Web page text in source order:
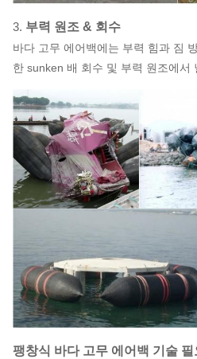
3. 부력 원조 & 회수
바다 고무 에어백에는 부력 힘과 짐
한 sunken 배 회수 및 부력 원조에서
팽창식 바다 고무 에어백 기술 필